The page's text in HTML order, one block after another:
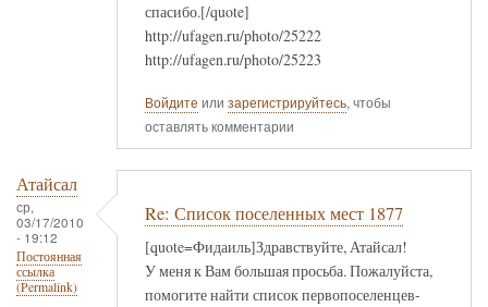
спасибо.[/quote]
http://ufagen.ru/photo/25222
http://ufagen.ru/photo/25223
Войдите или зарегистрируйтесь, чтобы
оставлять комментарии
Атайсал
ср,
03/17/2010
- 19:12
Постоянная
ссылка
(Permalink)
Re: Список поселенных мест 1877
[quote=Фидаиль]Здравствуйте, Атайсал!
У меня к Вам большая просьба. Пожалуйста,
помогите найти список первопоселенцев-